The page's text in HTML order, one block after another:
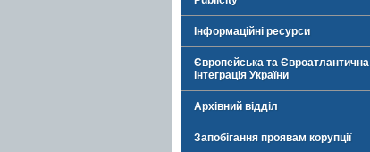
Інформаційні ресурси
Європейська та Євроатлантична
інтеграція України
Архівний відділ
Запобігання проявам корупції